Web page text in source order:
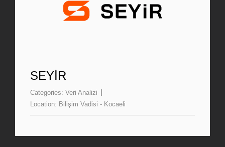
Programlar
Fona Başvur
SEYIR
Categories: Veri Analizi
Location: Bilişim Vadisi - Kocaeli